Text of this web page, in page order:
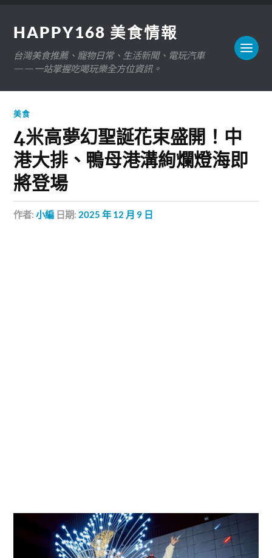
HAPPY168 美食情報
台灣美食推薦、寵物日常、生活新聞、電玩汽車
——一站掌握吃喝玩樂全方位資訊。
美食
4米高夢幻聖誕花束盛開！中
港大排、鴨母港溝絢爛燈海即
將登場
作者:小編 日期: 2025 年 12 月 9 日